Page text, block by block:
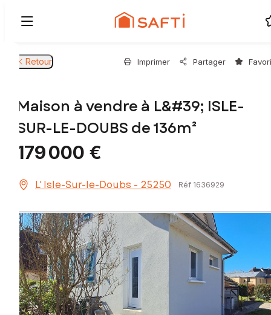
Retour Imprimer Partager
Maison à vendre à L&#39; ISLE-
SUR-LE-DOUBS de 136m²
179 000 €
L' Isle-Sur-le-Doubs - 25250 Réf 1636929